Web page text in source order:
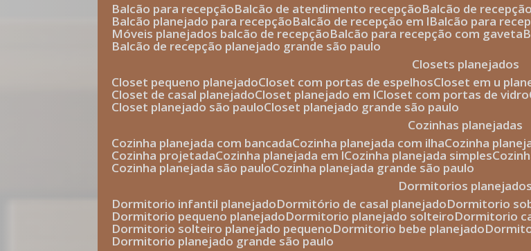
balcão para recepção
balcão de atendimento recepção balcão de recepção
balcão planejado para recepção balcão de recepção em l balcão para
móveis planejados balcão de recepção balcão para recepção com gaveta
balcão de recepção planejado grande são paulo
closets planejados
closet pequeno planejado closet com portas de espelhos closet em u
closet de casal planejado closet planejado em l closet com portas de vidro
closet planejado são paulo closet planejado grande são paulo
cozinhas planejadas
cozinha planejada com bancada cozinha planejada com ilha cozinha
cozinha projetada cozinha planejada em l cozinha planejada simples
cozinha planejada são paulo cozinha planejada grande são paulo
dormitorios planejados
dormitorio infantil planejado
dormitório de casal planejado dormitorio
dormitorio pequeno planejado dormitorio planejado solteiro dormitorio
dormitorio solteiro planejado pequeno dormitorio bebe planejado
dormitorio planejado grande são paulo